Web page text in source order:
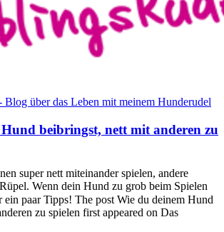
über das Leben mit meinem Hunderudel
beibringst, nett mit anderen zu
super nett miteinander spielen, andere
Wenn dein Hund zu grob beim Spielen
paar Tipps! The post Wie du deinem Hund
zu spielen first appeared on Das